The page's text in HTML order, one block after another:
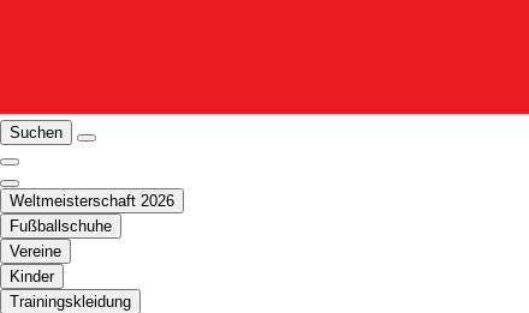
Suchen
Weltmeisterschaft 2026
Fußballschuhe
Vereine
Kinder
Trainingskleidung